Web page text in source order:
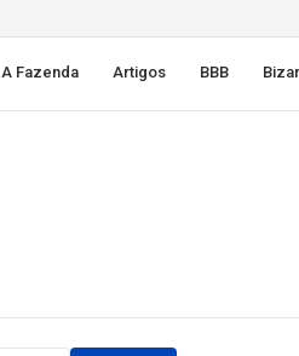
A Fazenda Artigos BBB